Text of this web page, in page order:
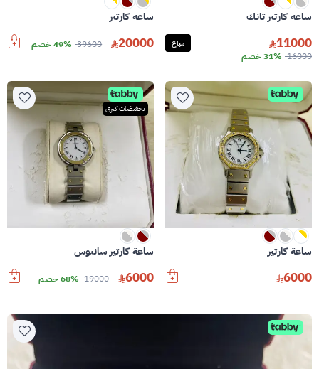
ساعة كارتير تانك
11000
16000 31% خصم
مباع
ساعة كارتير
20000
39600 49% خصم
ساعة كارتير
6000
تخفيضات كبرى
ساعة كارتير سانتوس
6000
19000 68% خصم